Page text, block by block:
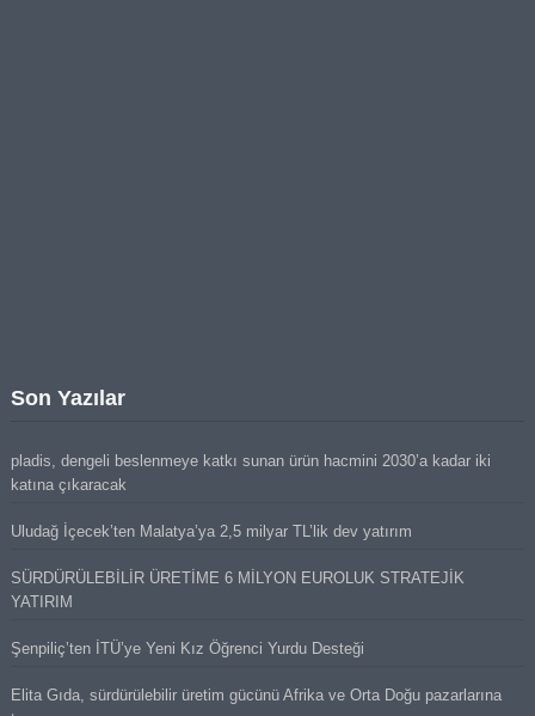
Son Yazılar
pladis, dengeli beslenmeye katkı sunan ürün hacmini 2030’a kadar iki
katına çıkaracak
Uludağ İçecek’ten Malatya’ya 2,5 milyar TL’lik dev yatırım
SÜRDÜRÜLEBİLİR ÜRETİME 6 MİLYON EUROLUK STRATEJİK
YATIRIM
Şenpiliç’ten İTÜ’ye Yeni Kız Öğrenci Yurdu Desteği
Elita Gıda, sürdürülebilir üretim gücünü Afrika ve Orta Doğu pazarlarına